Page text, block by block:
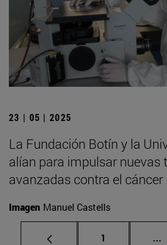
23 | 05 | 2025
La Fundación Botín y la
alían para impulsar nuevas
avanzadas contra el cáncer
Imagen Manuel Castells
Página
1 ...